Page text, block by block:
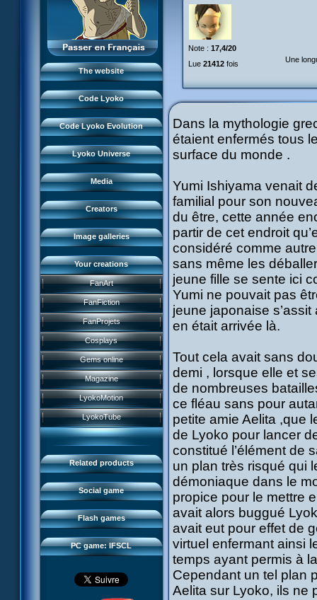
The website
The team
LyokoNetwork
Professionals
Code Lyoko
Monsters
Places
Files
Lyokostats
Code Lyoko History
Code Lyoko Evolution
XANA
Monsters
Places
Files
Lyokostats
CLE History
Lyoko Universe
Garage Kids
Comics
Code Lyoko Chronicles
Code Lyoko events
Sources of inspiration
Interviews
Media
Music
Renders & HD images
Storyboards
CL in the press
Subdigitals US
Creators
Moonscoop
Norimage
CL creators
CLE creators
Image galleries
Code Lyoko
Evolution (Earth)
Evolution (Virtual)
Renders & HD images
Your creations
FanArt
FanFiction
FanProjets
Cosplays
Gems online
Magazine
LyokoMotion
LyokoTube
Related products
DVD and videos
CD and singles
Books
Video games
Games and toys
Card game
Goodies
Others
Catalogue
Social game
Presentation
History
Characters
Powers
Game guide
Missions
Monsters
Maps & Gallery
Social Gamers
3D Duo
Flash games
CL race
Lost on Lyoko
Anti-XANA formation
Hornet attack
Death of the hornets
Monster Swarm
CL race 2
Aelita's Battle
Odd's Battle
Code Lyoko's Galaxy
Manta Bomber
Sector 2 Escape
PC game: IFSCL
Presentation
IFSCL news
Media
FAQ
Downloads
IFSCL network
Note :17,4/20
Lue21412 fois Une
Dans la mythologie
étaient enfermés tous
surface du monde .
Yumi Ishiyama venait
familial pour son
du être, cette année
partir de cet endroit
considéré comme
sans même les
jeune fille se sente ici
Yumi ne pouvait pas
jeune japonaise
en était arrivée là.
Tout cela avait sans
demi , lorsque elle et
de nombreuses
ce fléau sans pour
petite amie Aelita ,que
de Lyoko pour lancer
constitué l’élément de
un plan très risqué qui
démoniaque dans le
propice pour le mettre
avait alors buggué
avait eut pour effet de
virtuel enfermant ainsi
temps ayant permis à
Cependant un tel plan
Aelita sur Lyoko, ils ne